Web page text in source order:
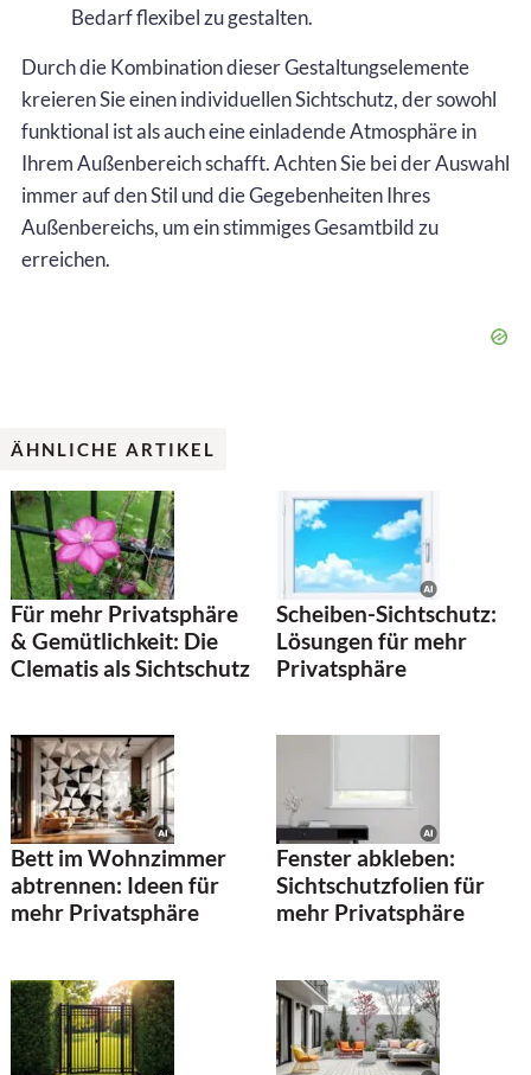
Bedarf flexibel zu gestalten.
Durch die Kombination dieser Gestaltungselemente
kreieren Sie einen individuellen Sichtschutz, der sowohl
funktional ist als auch eine einladende Atmosphäre in
Ihrem Außenbereich schafft. Achten Sie bei der Auswahl
immer auf den Stil und die Gegebenheiten Ihres
Außenbereichs, um ein stimmiges Gesamtbild zu
erreichen.
ÄHNLICHE ARTIKEL
Für mehr Privatsphäre
& Gemütlichkeit: Die
Clematis als Sichtschutz
Scheiben-Sichtschutz:
Lösungen für mehr
Privatsphäre
Bett im Wohnzimmer
abtrennen: Ideen für
mehr Privatsphäre
Fenster abkleben:
Sichtschutzfolien für
mehr Privatsphäre